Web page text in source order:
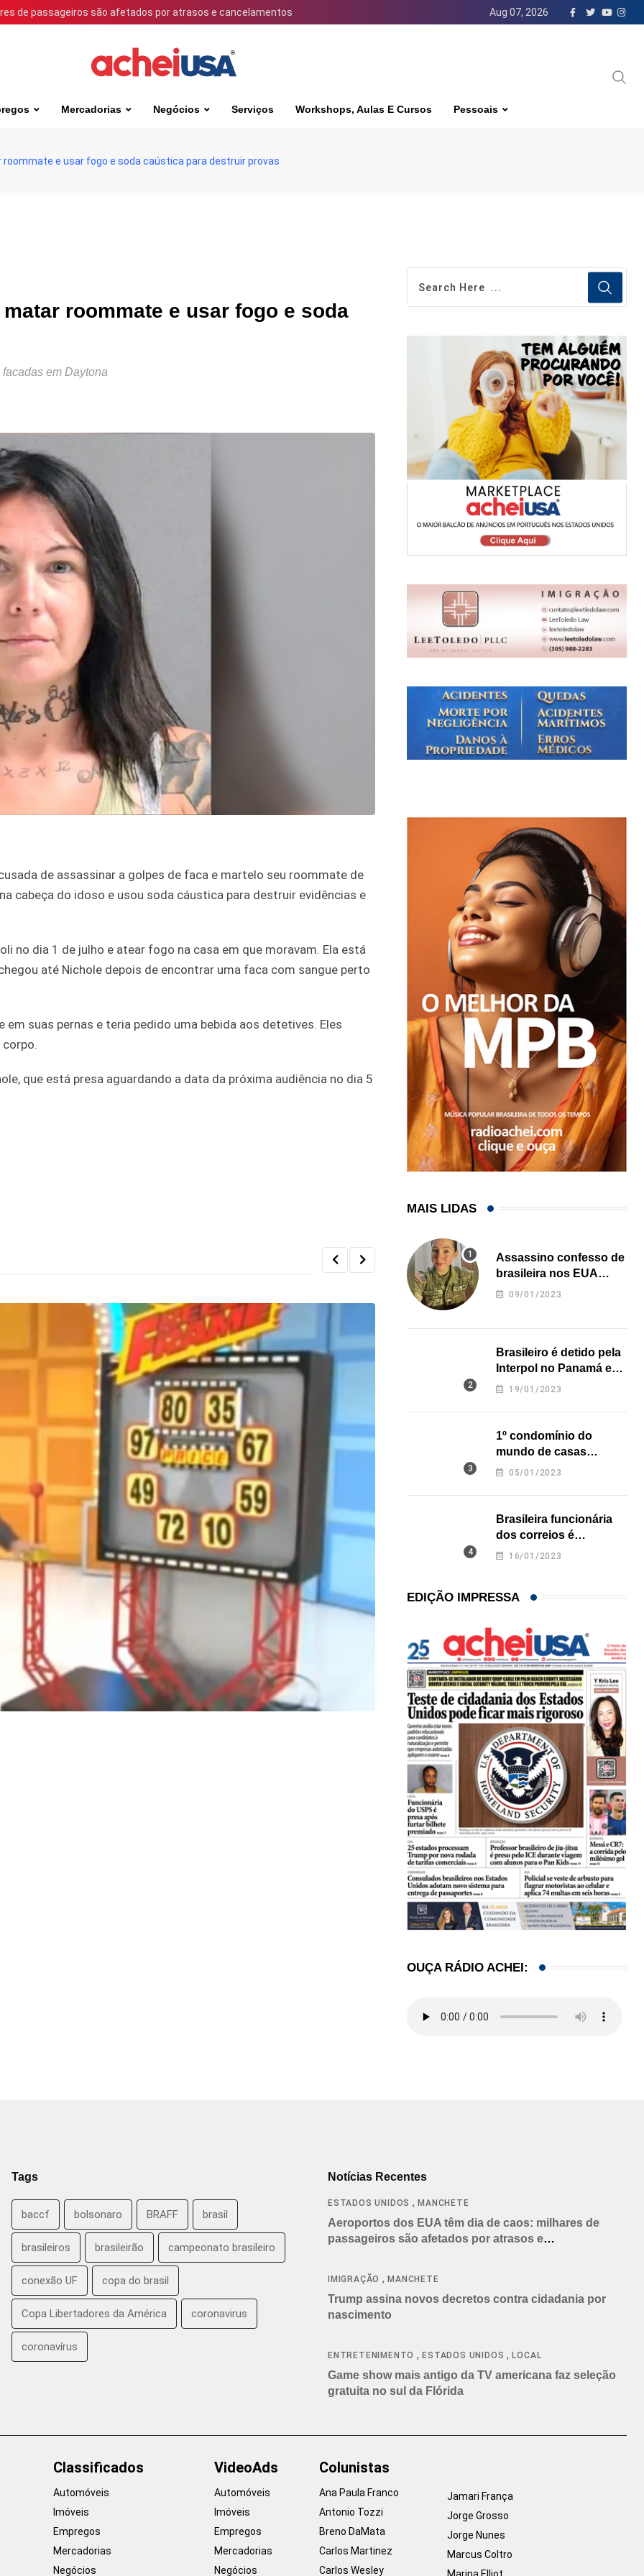
de passageiros são afetados por atrasos e cancelamentos Aug 07, 2026
Mercadorias Negócios Serviços Workshops, Aulas E Cursos Pessoais
roommate e usar fogo e soda caústica para destruir provas
roommate e usar fogo e soda
em Daytona
de assassinar a golpes de faca e martelo seu roommate de
cabeça do idoso e usou soda cáustica para destruir evidências e
no dia 1 de julho e atear fogo na casa em que moravam. Ela está
até Nichole depois de encontrar uma faca com sangue perto
suas pernas e teria pedido uma bebida aos detetives. Eles
corpo.
que está presa aguardando a data da próxima audiência no dia 5
Influenciadora evangélica de Orlando (FL)
07/08/2026
MAIS LIDAS
Assassino confesso de
brasileira nos EUA
revela onde deixou o
09/01/2023
Brasileiro é detido pela
Interpol no Panamá e
pode pegar prisão
19/01/2023
1º condomínio do
mundo de casas
impressas em 3D é
05/01/2023
Brasileira funcionária
dos correios é
assassinada a facadas
16/01/2023
EDIÇÃO IMPRESSA
OUÇA RÁDIO ACHEI:
Tags
baccf bolsonaro BRAFF brasil
brasileiros brasileirão campeonato brasileiro
conexão UF copa do brasil
Copa Libertadores da América coronavirus
coronavírus
Notícias Recentes
ESTADOS UNIDOS ,MANCHETE
Aeroportos dos EUA têm dia de caos: milhares de
passageiros são afetados por atrasos e
IMIGRAÇÃO ,MANCHETE
Trump assina novos decretos contra cidadania por
nascimento
ENTRETENIMENTO ,ESTADOS UNIDOS ,LOCAL
Game show mais antigo da TV americana faz seleção
gratuita no sul da Flórida
Classificados
Automóveis
Imóveis
Empregos
Mercadorias
Negócios
VideoAds
Automóveis
Imóveis
Empregos
Mercadorias
Negócios
Colunistas
Ana Paula Franco
Antonio Tozzi
Breno DaMata
Carlos Martinez
Carlos Wesley
Jamari França
Jorge Grosso
Jorge Nunes
Marcus Coltro